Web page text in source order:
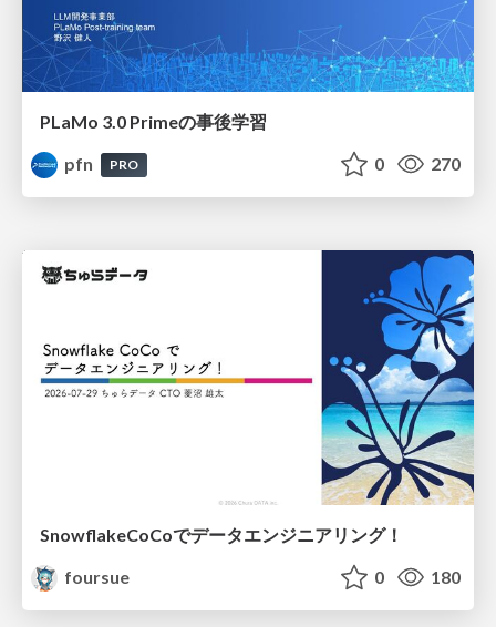
PLaMo 3.0 Primeの事後学習
pfn
PRO 0 270
SnowflakeCoCoでデータエンジニアリング！
foursue
0 180